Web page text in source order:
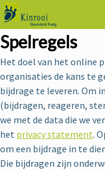
Spelregels
Het doel van het online
organisaties de kans te
bijdrage te leveren. Om
(bijdragen, reageren,
we met de data die we
het privacy statement.
om een bijdrage in te
Die bijdragen zijn